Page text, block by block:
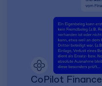
CoPilot Finance